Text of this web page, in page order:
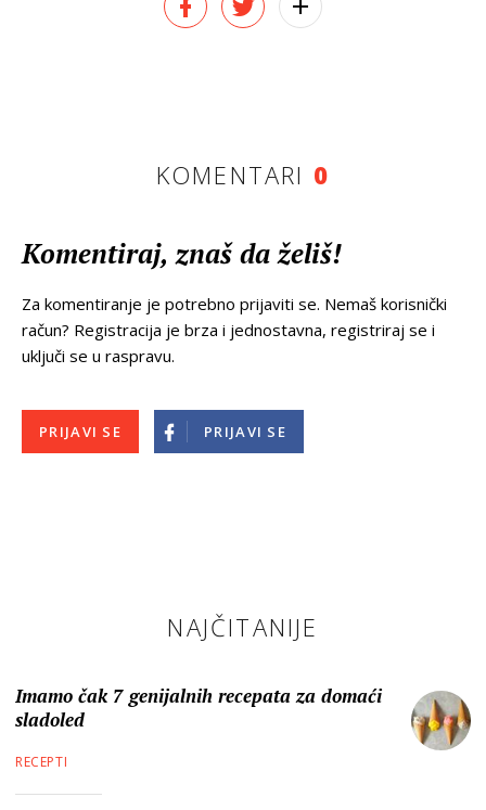
KOMENTARI 0
Komentiraj, znaš da želiš!
Za komentiranje je potrebno prijaviti se. Nemaš korisnički
račun? Registracija je brza i jednostavna, registriraj se i
uključi se u raspravu.
PRIJAVI SE PRIJAVI SE
NAJČITANIJE
Imamo čak 7 genijalnih recepata za domaći
sladoled
RECEPTI